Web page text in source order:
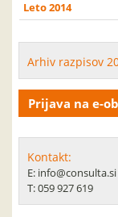
Leto 2014
Arhiv razpisov
Prijava na e-
Kontakt:
E: info@consulta.si
T: 059 927 619